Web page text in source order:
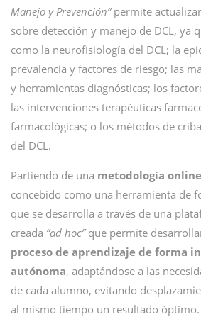
Manejo y Prevención”permite
sobre detección y manejo de DCL, ya
como la neurofisiología del DCL; la
prevalencia y factores de riesgo; las
y herramientas diagnósticas; los
las intervenciones terapéuticas
farmacológicas; o los métodos de
del DCL.
Partiendo de una metodología online
concebido como una herramienta de
que se desarrolla a través de una
creada “ad hoc”que permite
proceso de aprendizaje de forma
autónoma, adaptándose a las
de cada alumno, evitando
al mismo tiempo un resultado óptimo.